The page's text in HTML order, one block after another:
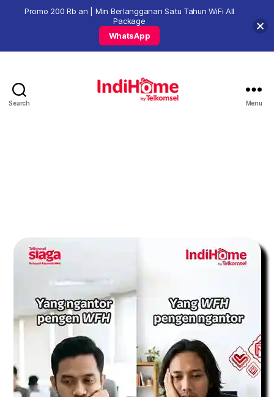
Search Menu
Promo 200 Rb an | Min Berlangganan Satu Tahun WiFi All
Package
WhatsApp